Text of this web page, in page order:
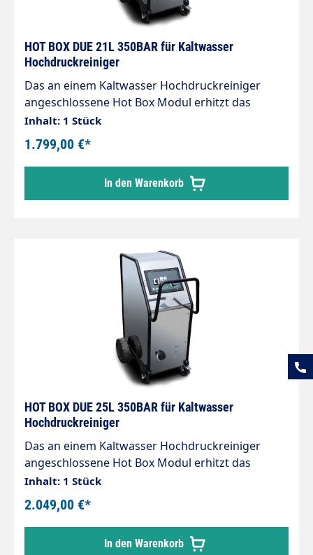
HOT BOX DUE 21L 350BAR für Kaltwasser
Hochdruckreiniger
Das an einem Kaltwasser Hochdruckreiniger
angeschlossene Hot Box Modul erhitzt das
durchfließende Wasser, bis zu am Thermostat
eingestellter Temperatur. Gehäuse aus Edelstahl.
Als Stromquelle kann ein Generator dienen
(geringer Stromverbrauch - ca. 110W), was den
Einsatz im offenem Gelände ermöglicht.
PRODUKTMERKMALE Ausgang: 3/8"AG Druck: 350
Durchfluss-Sensor - Thermostat -
Überhitzungssensor - Sicherheitsventil
Inhalt: 1 Stück
1.799,00 €*
In den Warenkorb
HOT BOX DUE 25L 350BAR für Kaltwasser
Hochdruckreiniger
Das an einem Kaltwasser Hochdruckreiniger
angeschlossene Hot Box Modul erhitzt das
durchfließende Wasser, bis zu am Thermostat
eingestellter Temperatur. Gehäuse aus Edelstahl.
Als Stromquelle kann ein Generator dienen
(geringer Stromverbrauch - ca. 110W), was den
Einsatz im offenem Gelände ermöglicht.
Inhalt: 1 Stück
2.049,00 €*
In den Warenkorb